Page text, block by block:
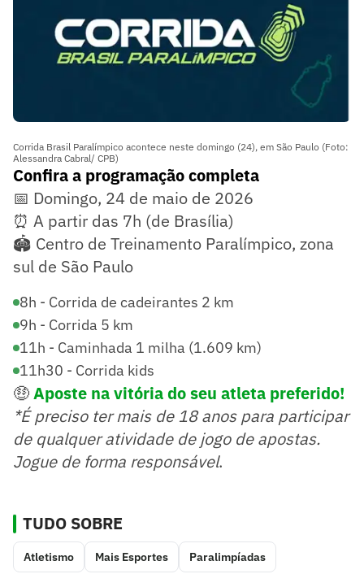
Corrida Brasil Paralímpico acontece neste domingo (24), em São Paulo (Foto:
Alessandra Cabral/ CPB)
Confira a programação completa
📅 Domingo, 24 de maio de 2026
⏰ A partir das 7h (de Brasília)
🏟️ Centro de Treinamento Paralímpico, zona
sul de São Paulo
8h - Corrida de cadeirantes 2 km
9h - Corrida 5 km
11h - Caminhada 1 milha (1.609 km)
11h30 - Corrida kids
🤑Aposte na vitória do seu atleta preferido!
*É preciso ter mais de 18 anos para participar
de qualquer atividade de jogo de apostas.
Jogue de forma responsável.
TUDO SOBRE
Atletismo Mais Esportes Paralimpíadas